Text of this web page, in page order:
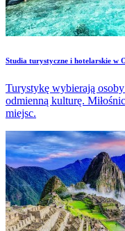
Studia turystyczne i hotelarskie w
Turystykę wybierają
odmienną kulturę.
miejsc.